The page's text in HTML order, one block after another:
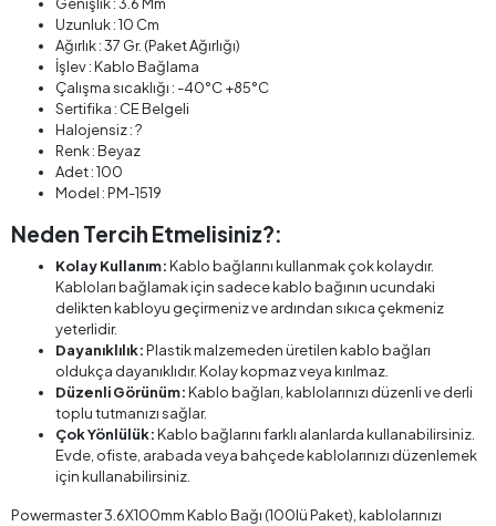
Uzunluk : 10 Cm
Ağırlık : 37 Gr. (Paket Ağırlığı)
İşlev : Kablo Bağlama
Çalışma sıcaklığı : -40°C +85°C
Sertifika : CE Belgeli
Halojensiz : ?
Renk : Beyaz
Adet : 100
Model : PM-1519
Neden Tercih Etmelisiniz?:
Kolay Kullanım:Kablo bağlarını kullanmak çok kolaydır.
Kabloları bağlamak için sadece kablo bağının ucundaki
delikten kabloyu geçirmeniz ve ardından sıkıca çekmeniz
yeterlidir.
Dayanıklılık:Plastik malzemeden üretilen kablo bağları
oldukça dayanıklıdır. Kolay kopmaz veya kırılmaz.
Düzenli Görünüm:Kablo bağları, kablolarınızı düzenli ve derli
toplu tutmanızı sağlar.
Çok Yönlülük:Kablo bağlarını farklı alanlarda kullanabilirsiniz.
Evde, ofiste, arabada veya bahçede kablolarınızı düzenlemek
için kullanabilirsiniz.
Powermaster 3.6X100mm Kablo Bağı (100lü Paket), kablolarınızı